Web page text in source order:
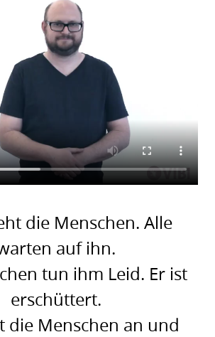
die Menschen. Alle
auf ihn.
tun ihm Leid. Er ist
erschüttert.
die Menschen an und